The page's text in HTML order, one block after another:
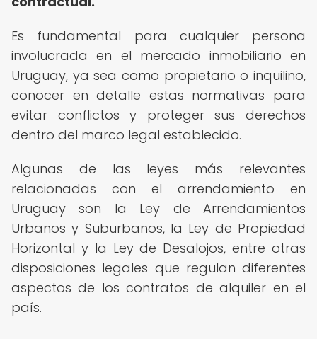
Es fundamental para cualquier persona
involucrada en el mercado inmobiliario en
Uruguay, ya sea como propietario o inquilino,
conocer en detalle estas normativas para
evitar conflictos y proteger sus derechos
dentro del marco legal establecido.
Algunas de las leyes más relevantes
relacionadas con el arrendamiento en
Uruguay son la Ley de Arrendamientos
Urbanos y Suburbanos, la Ley de Propiedad
Horizontal y la Ley de Desalojos, entre otras
disposiciones legales que regulan diferentes
aspectos de los contratos de alquiler en el
país.